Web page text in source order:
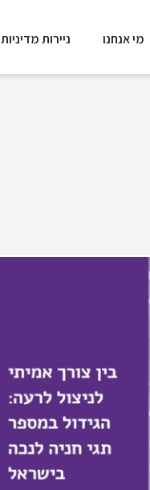
מי אנחנו ניירות מדיניות